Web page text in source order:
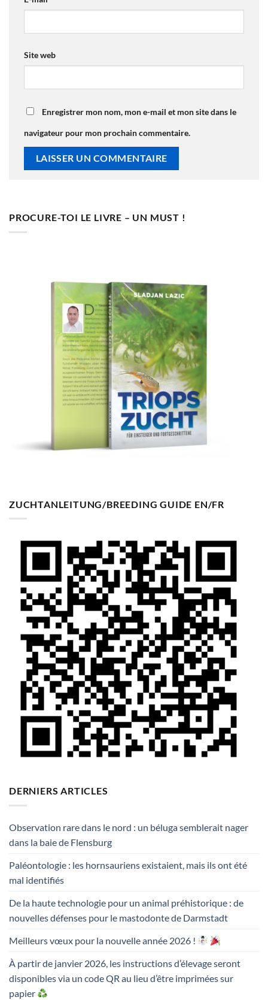
Site web
Enregistrer mon nom, mon e-mail et mon site dans le
navigateur pour mon prochain commentaire.
PROCURE-TOI LE LIVRE – UN MUST !
ZUCHTANLEITUNG/BREEDING GUIDE EN/FR
DERNIERS ARTICLES
Observation rare dans le nord : un béluga semblerait nager
dans la baie de Flensburg
Paléontologie : les hornsauriens existaient, mais ils ont été
mal identifiés
De la haute technologie pour un animal préhistorique : de
nouvelles défenses pour le mastodonte de Darmstadt
Meilleurs vœux pour la nouvelle année 2026 !
À partir de janvier 2026, les instructions d’élevage seront
disponibles via un code QR au lieu d’être imprimées sur
papier